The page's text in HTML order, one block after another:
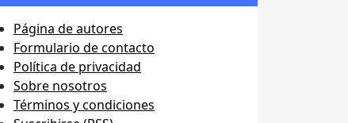
Página de autores
Formulario de contacto
Política de privacidad
Sobre nosotros
Términos y condiciones